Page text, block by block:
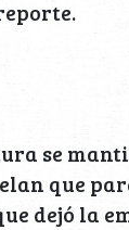
se
que
dejó la